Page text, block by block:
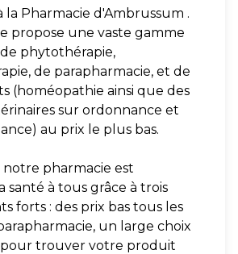
la Pharmacie d'Ambrussum .
propose une vaste gamme
phytothérapie,
de parapharmacie, et de
(homéopathie ainsi que des
sur ordonnance et
au prix le plus bas.
pharmacie est
santé à tous grâce à trois
forts : des prix bas tous les
un large choix
trouver votre produit